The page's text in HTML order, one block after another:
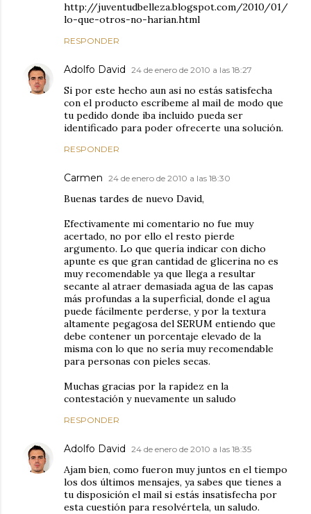
http://juventudbelleza.blogspot.com/2010/01/
lo-que-otros-no-harian.html
RESPONDER
Adolfo David 24 de enero de 2010 a las 18:27
Si por este hecho aun asi no estás satisfecha
con el producto escríbeme al mail de modo que
tu pedido donde iba incluido pueda ser
identificado para poder ofrecerte una solución.
RESPONDER
Carmen 24 de enero de 2010 a las 18:30
Buenas tardes de nuevo David,
Efectivamente mi comentario no fue muy
acertado, no por ello el resto pierde
argumento. Lo que quería indicar con dicho
apunte es que gran cantidad de glicerina no es
muy recomendable ya que llega a resultar
secante al atraer demasiada agua de las capas
más profundas a la superficial, donde el agua
puede fácilmente perderse, y por la textura
altamente pegagosa del SERUM entiendo que
debe contener un porcentaje elevado de la
misma con lo que no sería muy recomendable
para personas con pieles secas.
Muchas gracias por la rapidez en la
contestación y nuevamente un saludo
RESPONDER
Adolfo David 24 de enero de 2010 a las 18:35
Ajam bien, como fueron muy juntos en el tiempo
los dos últimos mensajes, ya sabes que tienes a
tu disposición el mail si estás insatisfecha por
esta cuestión para resolvértela, un saludo.